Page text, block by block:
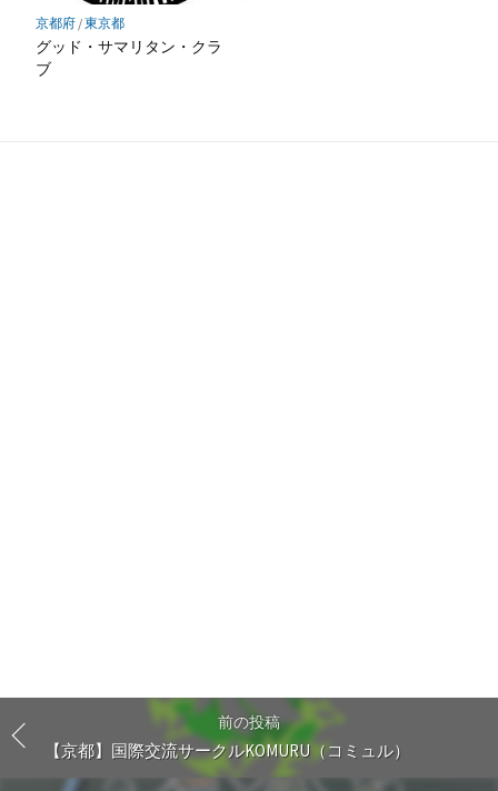
京都府/東京都
グッド・サマリタン・クラ
ブ
前の投稿
【京都】国際交流サークルKOMURU（コミュル）